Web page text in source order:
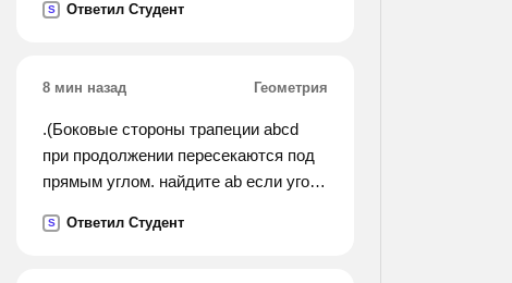
aren't warm! a: anything else? e: no,that
S Ответил Студент
8 мин назад Геометрия
.(Боковые стороны трапеции abcd
при продолжении пересекаются под
прямым углом. найдите ab если угол
S Ответил Студент